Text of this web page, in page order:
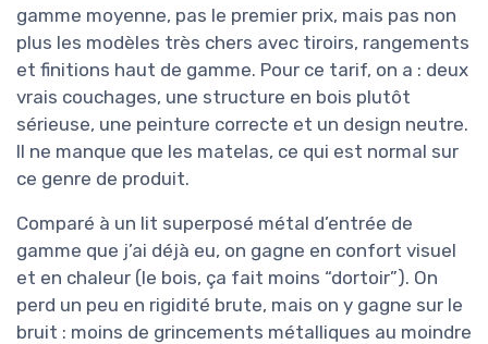
gamme moyenne, pas le premier prix, mais pas non
plus les modèles très chers avec tiroirs, rangements
et finitions haut de gamme. Pour ce tarif, on a : deux
vrais couchages, une structure en bois plutôt
sérieuse, une peinture correcte et un design neutre.
Il ne manque que les matelas, ce qui est normal sur
ce genre de produit.
Comparé à un lit superposé métal d’entrée de
gamme que j’ai déjà eu, on gagne en confort visuel
et en chaleur (le bois, ça fait moins “dortoir”). On
perd un peu en rigidité brute, mais on y gagne sur le
bruit : moins de grincements métalliques au moindre